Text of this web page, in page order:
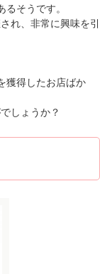
そうです。
れ、非常に興味を引
獲得したお店ばか
しょうか？